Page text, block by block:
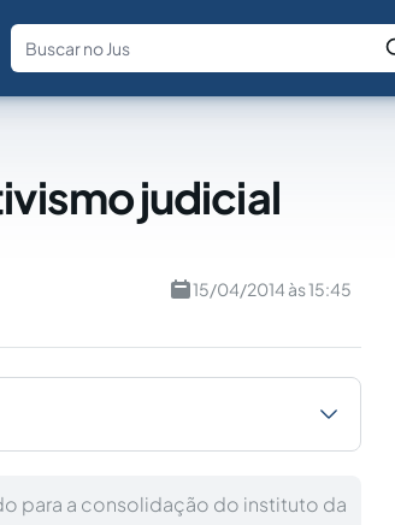
Fale com a IA Buscar no Jus
judicial
15/04/2014 às 15:45
para a consolidação do instituto da